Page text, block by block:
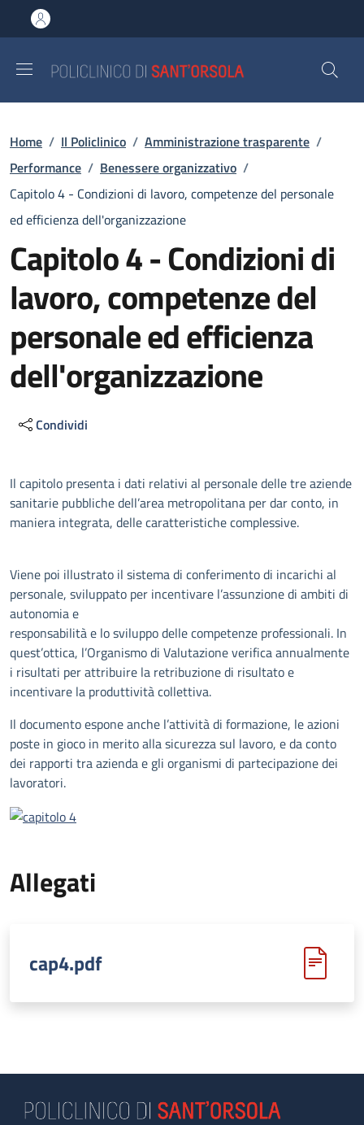
al contenuto principale
to footer content
Briciole di pane
Home / Il Policlinico / Amministrazione trasparente /
Performance / Benessere organizzativo /
Capitolo 4 - Condizioni di lavoro, competenze del personale
ed efficienza dell'organizzazione
Capitolo 4 - Condizioni di
lavoro, competenze del
personale ed efficienza
dell'organizzazione
Condividi
Descrizione
Il capitolo presenta i dati relativi al personale delle tre aziende
sanitarie pubbliche dell’area metropolitana per dar conto, in
maniera integrata, delle caratteristiche complessive.
Viene poi illustrato il sistema di conferimento di incarichi al
personale, sviluppato per incentivare l’assunzione di ambiti di
autonomia e
responsabilità e lo sviluppo delle competenze professionali. In
quest’ottica, l’Organismo di Valutazione verifica annualmente
i risultati per attribuire la retribuzione di risultato e
incentivare la produttività collettiva.
Il documento espone anche l’attività di formazione, le azioni
poste in gioco in merito alla sicurezza sul lavoro, e da conto
dei rapporti tra azienda e gli organismi di partecipazione dei
lavoratori.
Allegati
cap4.pdf